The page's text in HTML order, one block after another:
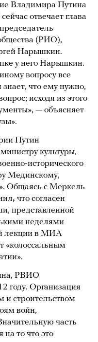
Владимира Путина
отвечает глава
(РИО),
Нарышкин.
у него Нарышкин.
вопросу все
что ему нужно,
исходя из этого
— объясняет
Путин
культуры,
исторического
Мединскому,
Общаясь с Меркель
, что согласен
представленной
неделями
лекции в МИА
«колоссальным
РВИО
году. Организация
и строительством
войн,
часть
то что это